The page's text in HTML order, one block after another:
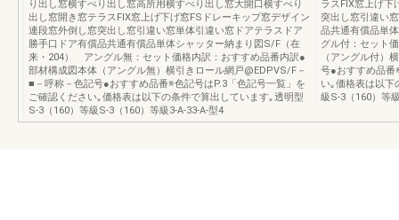
り出し窓横すべり出し窓高所用横すべり出し窓大開口横すべり
出し窓開き窓テラスFIX窓上げ下げ窓FSドレーキップ窓デザイン
連段窓外倒し窓突出し窓引違い窓単体引違い窓ドアテラスドア
勝手口ドア有償品共通有償品単体シャッター納まり図S/F（在
来・204） アングル無：セット価格内訳：おすすめ品番内訳●
部材構成図本体（アングル無）横引きロール網戸@EDPVS/F－
■－呼称－色記号●おすすめ品番※色記号はP.3「色記号一覧」を
ご確認ください｡価格表は以下の条件で算出しています｡透明型
S-3（160）等級S-3（160）等級3-A-33-A-型4
ラスFIX窓上げ下
突出し窓引違い
品共通有償品単
グル付：セット
（アングル付）
号●おすすめ品番
い｡価格表は以下
級S-3（160）等